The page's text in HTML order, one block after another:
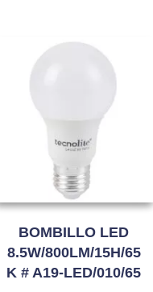
BOMBILLO LED
8.5W/800LM/15H/65
K # A19-LED/010/65